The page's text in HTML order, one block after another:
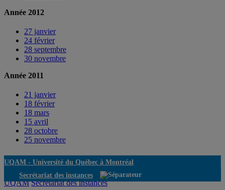
Année 2012
27 janvier
24 février
28 septembre
30 novembre
Année 2011
21 janvier
18 février
18 mars
15 avril
28 octobre
25 novembre
UQAM - Université du Québec à Montréal
Secrétariat des instances
UQAM Secrétariat des instances